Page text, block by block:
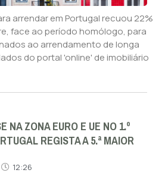
arrendar em Portugal recuou 22%
face ao período homólogo, para
ao arrendamento de longa
do portal 'online' de imobiliário
NA ZONA EURO E UE NO 1.º
REGISTA A 5.ª MAIOR
12:26